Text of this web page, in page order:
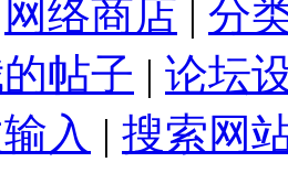
网络商店 | 分
帖子 | 论坛
入 | 搜索网